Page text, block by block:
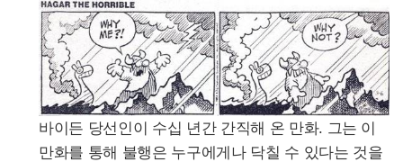
바이든 당선인이 수십 년간 간직해 온 만화. 그는 이
만화를 통해 불행은 누구에게나 닥칠 수 있다는 것을